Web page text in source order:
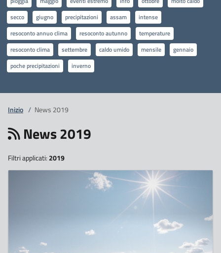
secco
giugno precipitazioni assam
intense
resoconto annuo clima
resoconto autunno
temperature
resoconto clima
settembre caldo umido mensile
gennaio
poche precipitazioni
inverno
Inizio / News 2019
News 2019
Filtri applicati: 2019